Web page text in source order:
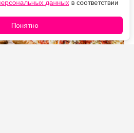
данных в соответствии
Понятно